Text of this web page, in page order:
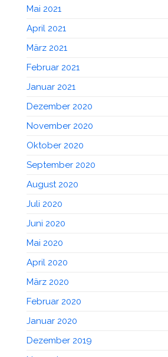
Mai 2021
April 2021
März 2021
Februar 2021
Januar 2021
Dezember 2020
November 2020
Oktober 2020
September 2020
August 2020
Juli 2020
Juni 2020
Mai 2020
April 2020
März 2020
Februar 2020
Januar 2020
Dezember 2019